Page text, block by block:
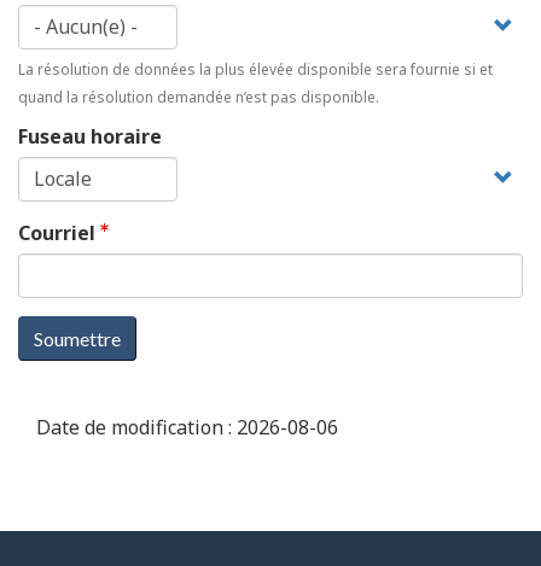
La résolution de données la plus élevée disponible sera fournie si et
quand la résolution demandée n’est pas disponible.
Fuseau horaire
Courriel
Soumettre
Date de modification : 2026-08-06